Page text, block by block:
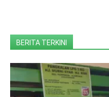
BERITA TERKINI